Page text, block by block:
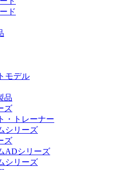
ド
モデル
品
ズ
・トレーナー
シリーズ
ズ
ADシリーズ
シリーズ